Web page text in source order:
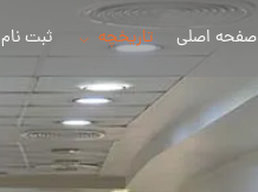
صفحه اصلی تاریخچه ثبت نام